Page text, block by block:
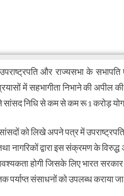
और राज्यसभा के
में सहभागीता निभाने की अपील की
सांसद निधि से कम से कम रू 1 करोड़
को लिखे अपने पत्र में
नागरिकों द्वारा इस संक्रमण के
होगी जिसके लिए भारत
पर्याप्त संसाधनों को उपलब्ध कराया